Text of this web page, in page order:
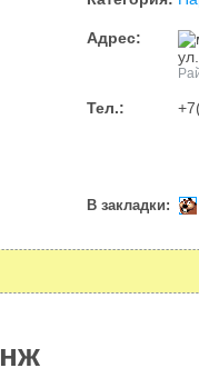
Адрес:
Тел.:
В закладки: